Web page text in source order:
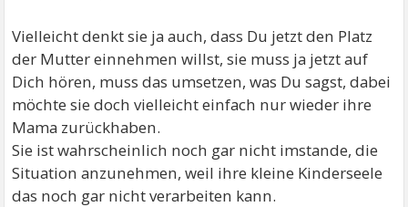
Vielleicht denkt sie ja auch, dass Du jetzt den Platz
der Mutter einnehmen willst, sie muss ja jetzt auf
Dich hören, muss das umsetzen, was Du sagst, dabei
möchte sie doch vielleicht einfach nur wieder ihre
Mama zurückhaben.
Sie ist wahrscheinlich noch gar nicht imstande, die
Situation anzunehmen, weil ihre kleine Kinderseele
das noch gar nicht verarbeiten kann.